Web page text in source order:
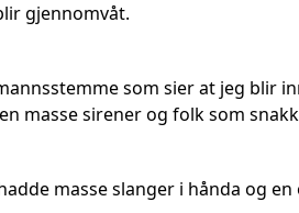
gjennomvåt.
som sier at jeg blir
masse sirener og folk som
masse slanger i hånda og